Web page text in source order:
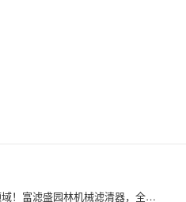
深耕园林设备滤清领域！富滤盛园林机械滤清器，全品类适配，品质硬核靠谱